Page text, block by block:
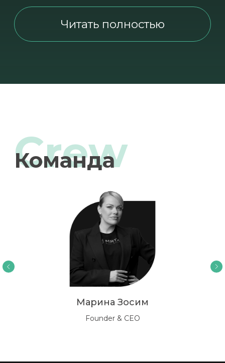
Марина Зосим
Founder & CEO